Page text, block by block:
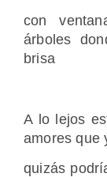
con
árboles
brisa
A lo lejos
amores que
quizás